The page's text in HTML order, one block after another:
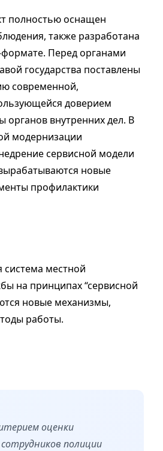
полностью оснащен
также разработана
формате. Перед органами
государства поставлены
современной,
доверием
органов внутренних дел. В
модернизации
сервисной модели
новые
профилактики
система местной
на принципах “сервисной
новые механизмы,
работы.
оценки
полиции